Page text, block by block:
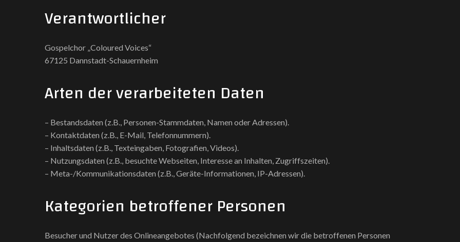
Verantwortlicher
Gospelchor „Coloured Voices“
67125 Dannstadt-Schauernheim
Arten der verarbeiteten Daten
– Bestandsdaten (z.B., Personen-Stammdaten, Namen oder Adressen).
– Kontaktdaten (z.B., E-Mail, Telefonnummern).
– Inhaltsdaten (z.B., Texteingaben, Fotografien, Videos).
– Nutzungsdaten (z.B., besuchte Webseiten, Interesse an Inhalten, Zugriffszeiten).
– Meta-/Kommunikationsdaten (z.B., Geräte-Informationen, IP-Adressen).
Kategorien betroffener Personen
Besucher und Nutzer des Onlineangebotes (Nachfolgend bezeichnen wir die betroffenen Personen